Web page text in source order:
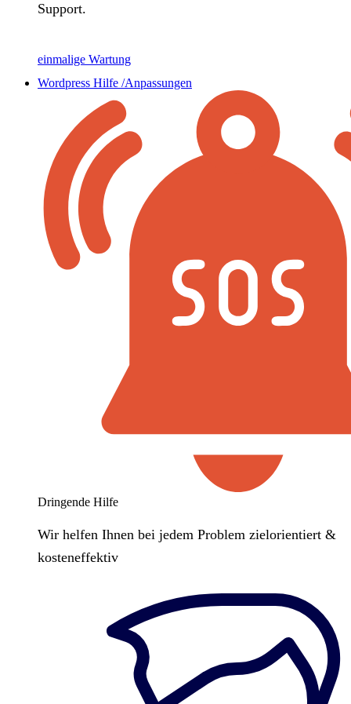
Support.
einmalige Wartung
Wordpress Hilfe /Anpassungen
Dringende Hilfe
Wir helfen Ihnen bei jedem Problem zielorientiert &
kosteneffektiv